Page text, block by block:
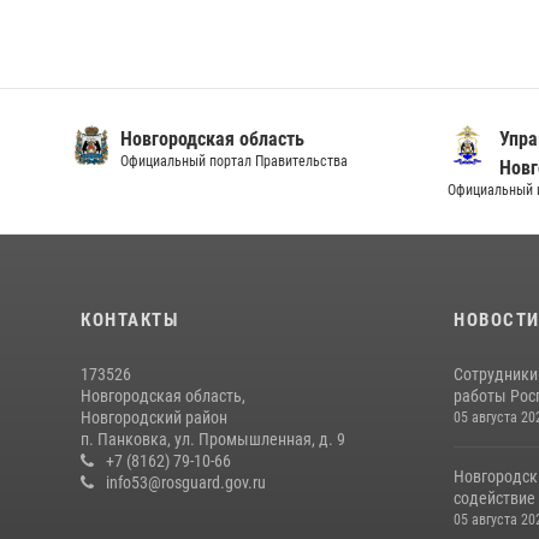
Новгородская область
Официальный портал Правительства
Официальный
КОНТАКТЫ
173526
Новгородская область,
Новгородский район
п. Панковка, ул. Промышленная, д. 9
+7 (8162) 79-10-66
info53@rosguard.gov.ru
НОВОСТИ
работы
05 августа
05 августа